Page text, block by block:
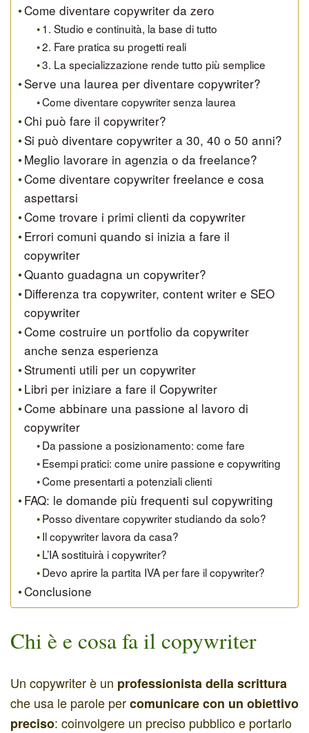
Come diventare copywriter da zero
1. Studio e continuità, la base di tutto
2. Fare pratica su progetti reali
3. La specializzazione rende tutto più semplice
Serve una laurea per diventare copywriter?
Come diventare copywriter senza laurea
Chi può fare il copywriter?
Si può diventare copywriter a 30, 40 o 50 anni?
Meglio lavorare in agenzia o da freelance?
Come diventare copywriter freelance e cosa
aspettarsi
Come trovare i primi clienti da copywriter
Errori comuni quando si inizia a fare il
copywriter
Quanto guadagna un copywriter?
Differenza tra copywriter, content writer e SEO
copywriter
Come costruire un portfolio da copywriter
anche senza esperienza
Strumenti utili per un copywriter
Libri per iniziare a fare il Copywriter
Come abbinare una passione al lavoro di
copywriter
Da passione a posizionamento: come fare
Esempi pratici: come unire passione e copywriting
Come presentarti a potenziali clienti
FAQ: le domande più frequenti sul copywriting
Posso diventare copywriter studiando da solo?
Il copywriter lavora da casa?
L’IA sostituirà i copywriter?
Devo aprire la partita IVA per fare il copywriter?
Conclusione
Chi è e cosa fa il copywriter
Un copywriter è un professionista della scrittura
che usa le parole percomunicare con un obiettivo
preciso: coinvolgere un preciso pubblico e portarlo